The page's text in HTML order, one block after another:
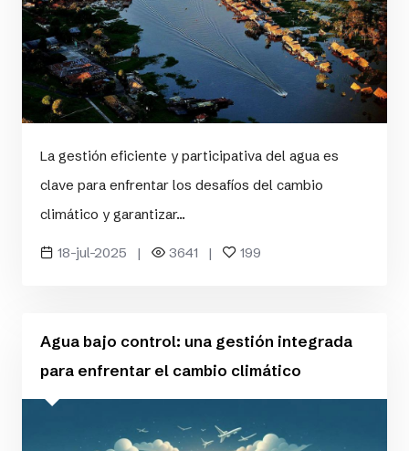
La gestión eficiente y participativa del agua es
clave para enfrentar los desafíos del cambio
climático y garantizar...
18-jul-2025 | 3641 | 199
Agua bajo control: una gestión integrada
para enfrentar el cambio climático